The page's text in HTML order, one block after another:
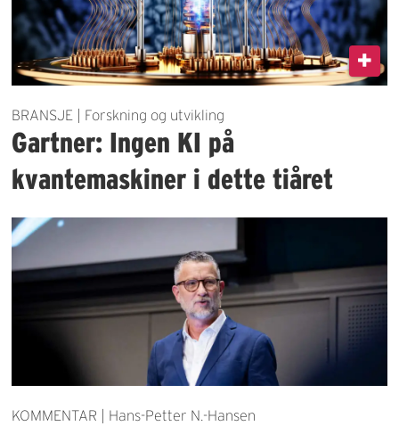
BRANSJE | Forskning og utvikling
Gartner: Ingen KI på
kvantemaskiner i dette tiåret
KOMMENTAR | Hans-Petter N.-Hansen